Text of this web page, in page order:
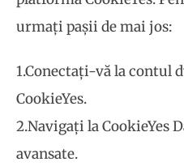
urmați pașii de mai jos:
1.Conectați-vă la contul
CookieYes.
2.Navigați la CookieYes
avansate.